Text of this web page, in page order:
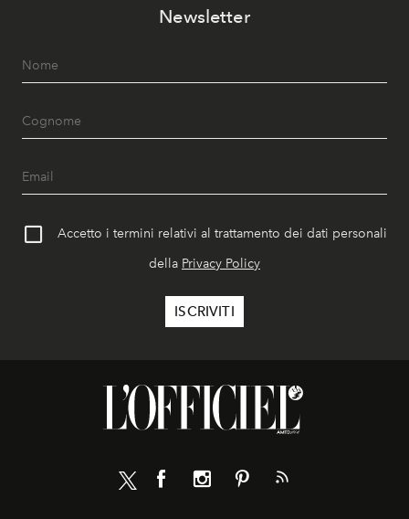
Newsletter
Accetto i termini relativi al trattamento dei dati personali
della Privacy Policy